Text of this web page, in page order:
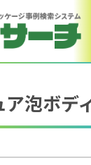
泡ボデ